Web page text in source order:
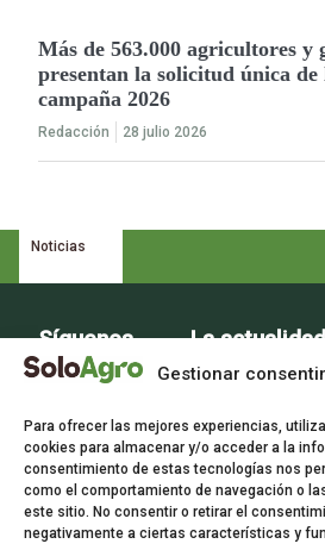
Gestionar
Para ofrecer las mejores experiencias,
cookies para almacenar y/o acceder a la
consentimiento de estas tecnologías nos
como el comportamiento de navegación o
este sitio. No consentir o retirar el
negativamente a ciertas características y
Más de 563.000 agricultores y
presentan la solicitud única
campaña 2026
Redacción 28 julio 2026
Noticias
La actualidad
del campo
entrada.
Suscríbete
gratis a
Síguenos